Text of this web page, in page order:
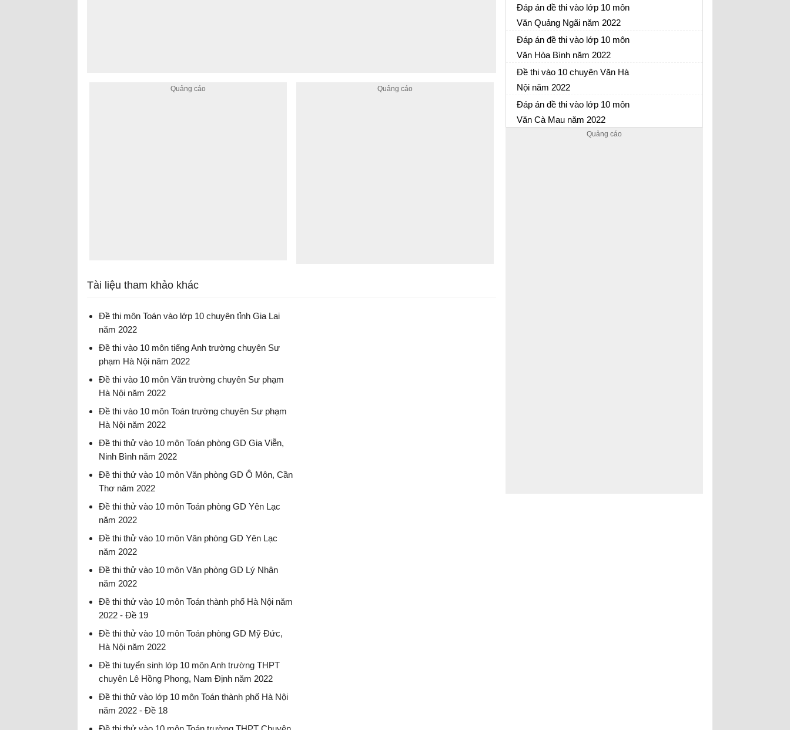
Tài liệu tham khảo khác
Đề thi môn Toán vào lớp 10 chuyên tỉnh Gia Lai
năm 2022
Đề thi vào 10 chuyên Toán năm 2022
Đề thi vào 10 môn tiếng Anh trường chuyên Sư
phạm Hà Nội năm 2022
Đề thi vào 10 môn tiếng Anh 2022
Đề thi vào 10 môn Văn trường chuyên Sư phạm
Hà Nội năm 2022
Đề thi tuyển sinh vào 10 môn Văn 2022
Đề thi vào 10 môn Toán trường chuyên Sư phạm
Hà Nội năm 2022
Đề thi vào 10 môn Toán 2022
Đề thi thử vào 10 môn Toán phòng GD Gia Viễn,
Ninh Bình năm 2022
Đề thi thử vào 10 môn Toán 2022
Đề thi thử vào 10 môn Văn phòng GD Ô Môn, Cần
Thơ năm 2022
Đề thi thử vào 10 môn Văn 2022
Đề thi thử vào 10 môn Toán phòng GD Yên Lạc
năm 2022
Đề thi thử vào 10 môn Toán 2022
Đề thi thử vào 10 môn Văn phòng GD Yên Lạc
năm 2022
Đề thi thử vào 10 môn Văn 2022
Đề thi thử vào 10 môn Văn phòng GD Lý Nhân
năm 2022
Đề thi thử vào lớp 10 môn Văn 2022
Đề thi thử vào 10 môn Toán thành phố Hà Nội năm
2022 - Đề 19
Đề thi thử vào 10 môn Toán 2022
Đề thi thử vào 10 môn Toán phòng GD Mỹ Đức,
Hà Nội năm 2022
Đề thi thử vào 10 môn Toán 2022
Đề thi tuyển sinh lớp 10 môn Anh trường THPT
chuyên Lê Hồng Phong, Nam Định năm 2022
Đề thi vào 10 môn tiếng Anh có đáp án
Đề thi thử vào lớp 10 môn Toán thành phố Hà Nội
năm 2022 - Đề 18
Đề thi thử vào lớp 10 môn Toán 2022
Đề thi môn Ngữ văn vào lớp 10 Trà Vinh năm
Đáp án đề thi vào lớp 10 môn
Văn Quảng Ngãi năm 2022
Đề thi môn Ngữ văn vào lớp 10 Quảng Ngãi
Đáp án đề thi vào lớp 10 môn
Văn Hòa Bình năm 2022
Đề thi môn Ngữ văn vào lớp 10 Hòa Bình năm
Đề thi vào 10 chuyên Văn Hà
Nội năm 2022
Đề thi chuyên Văn vào lớp 10 năm 2022
Đáp án đề thi vào lớp 10 môn
Văn Cà Mau năm 2022
Đề thi vào lớp 10 môn Văn Cà Mau năm 2022